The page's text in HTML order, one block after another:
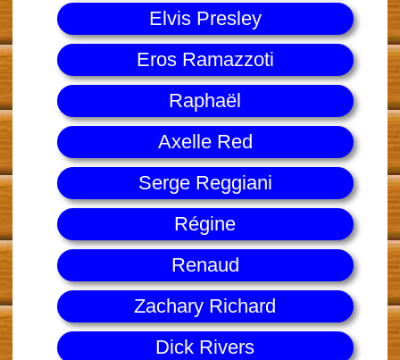
Elvis Presley
Eros Ramazzoti
Raphaël
Axelle Red
Serge Reggiani
Régine
Renaud
Zachary Richard
Dick Rivers